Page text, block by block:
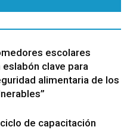
escolares
clave para
alimentaria de los
de capacitación